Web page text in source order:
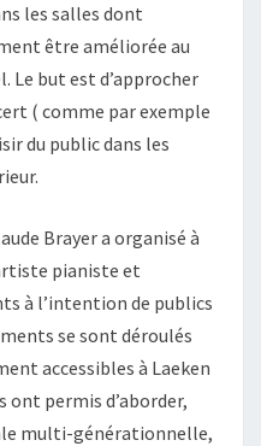
les salles dont
être améliorée au
Le but est d’approcher
( comme par exemple
du public dans les
Brayer a organisé à
pianiste et
à l’intention de publics
se sont déroulés
accessibles à Laeken
ont permis d’aborder,
multi-générationnelle,